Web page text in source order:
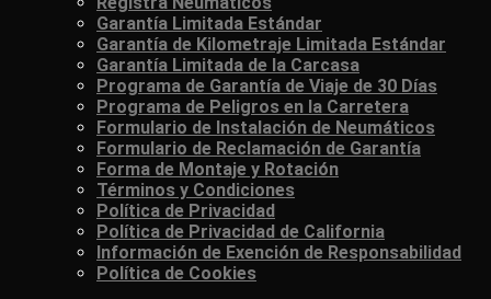
Garantía Limitada Estándar
Garantía de Kilometraje Limitada Estándar
Garantía Limitada de la Carcasa
Programa de Garantía de Viaje de 30 Días
Programa de Peligros en la Carretera
Formulario de Instalación de Neumáticos
Formulario de Reclamación de Garantía
Forma de Montaje y Rotación
Términos y Condiciones
Política de Privacidad
Política de Privacidad de California
Información de Exención de Responsabilidad
Política de Cookies